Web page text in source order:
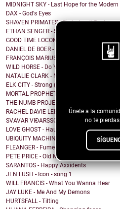
Únete a la
no te
MIDNIGHT SKY - Last Hope for the Modern
DAX - God's Eyes
SHAVEN PRIMATES - Birds Aren't Real
ETHAN SENGER - Standing Still
GOOD TIME LOCOMOTIVE - Step into the
DANIEL DE BOER - Don't Hold the Line
FRANÇOIS MARIUS - Ça Roule Rastaman
WILD HORSE - Do You Wanna Talk
NATALIE CLARK - Mission
ELK CITY - Strong (You're Not Alone)
MORTAL PROPHETS - Down On Me
THE NUMB PROJECT - Shakermaker
RACHEL DAVIE LEE - Found My Way Here
SVAVAR VIÐARSSON - Sunrise
LOVE GHOST - Haunted House
UBIQUITY MACHINE - Combustioneer
FLEANGER - Fume
PETE PRICE - Old Movies and You
SARANTOS - Happy Axxidents
JEN LUSH - Icon - song 1
WILL FRANCIS - What You Wanna Hear
JAY LUKE - Me And My Demons
HURTSFALL - Tilting